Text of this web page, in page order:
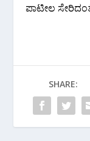
ಪಾಟೀಲ
SHARE: